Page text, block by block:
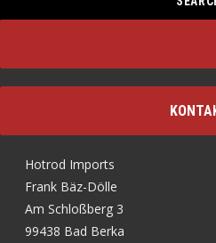
Hotrod Imports
Frank Bäz-Dölle
Am Schloßberg 3
99438 Bad Berka